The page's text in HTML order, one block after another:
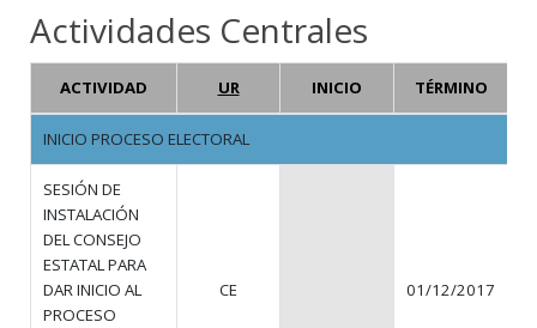
Actividades Centrales
ACTIVIDAD UR INICIO TÉRMINO
INICIO PROCESO ELECTORAL
SESIÓN DE
INSTALACIÓN
DEL CONSEJO
ESTATAL PARA
DAR INICIO AL
PROCESO
CE 01/12/2017